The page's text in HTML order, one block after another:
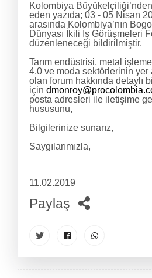
Kolombiya
eden yazıda; 03 - 05 Nisan
arasında Kolombiya’nın
Dünyası İkili İş Görüşmeleri
düzenleneceği bildirilmiştir.
Tarım endüstrisi, metal
4.0 ve moda sektörlerinin yer
olan forum hakkında detaylı
için
posta adresleri ile iletişime
hususunu,
Bilgilerinize sunarız,
Saygılarımızla,
11.02.2019
Paylaş